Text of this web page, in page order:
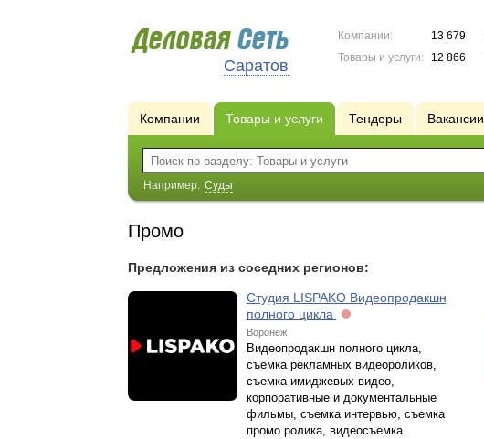
Саратов
Компании:
13 679
Товары и услуги:
12 866
Компании Товары и услуги Тендеры Вакансии
Например: Суды
Промо
Предложения из соседних регионов:
Студия LISPAKO Видеопродакшн
полного цикла
Воронеж
Видеопродакшн полного цикла,
съемка рекламных видеороликов,
съемка имиджевых видео,
корпоративные и документальные
фильмы, съемка интервью, съемка
промо ролика, видеосъемка